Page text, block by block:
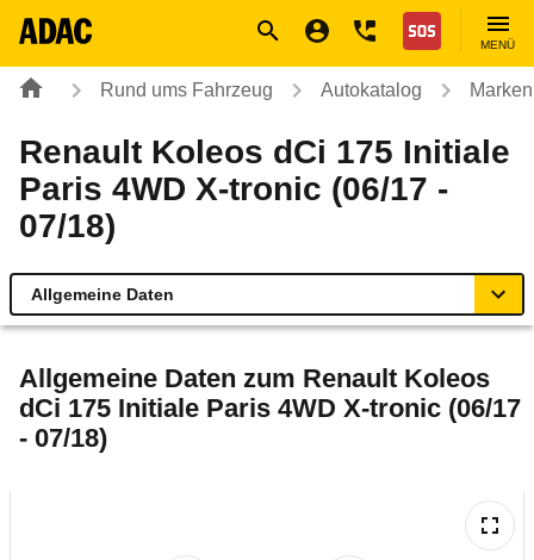
Nothilfe
MENÜ
Rund ums Fahrzeug Autokatalog
Renault Koleos dCi 175 Initiale
Paris 4WD X-tronic (06/17 -
07/18)
Allgemeine Daten
Technische Daten
Allgemeine Daten zum Renault Koleos
dCi 175 Initiale Paris 4WD X-tronic (06/17
- 07/18)